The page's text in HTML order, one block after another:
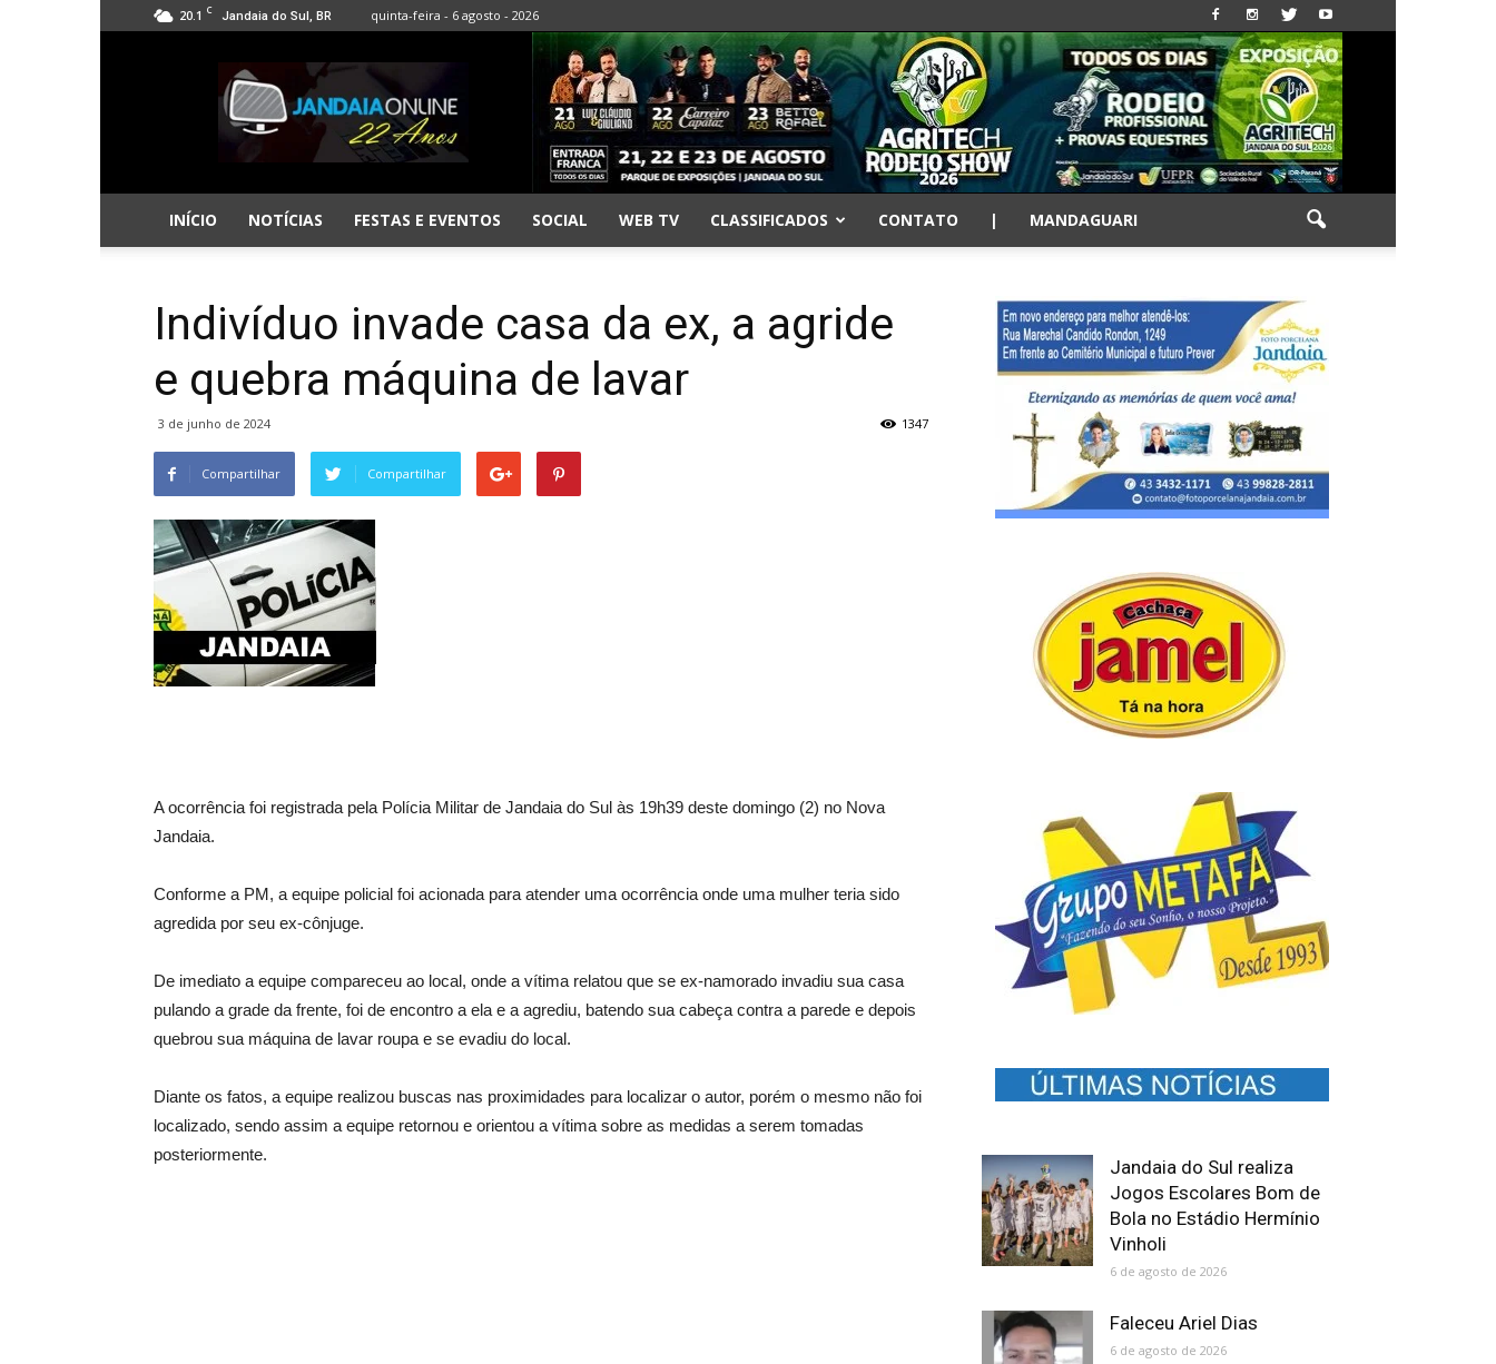
20.1 C Jandaia do Sul, BR quinta-feira - 6 agosto - 2026
Jandaia
Online
INÍCIO NOTÍCIAS FESTAS E EVENTOS SOCIAL WEB TV CLASSIFICADOS CONTATO | MANDAGUARI
Indivíduo invade casa da ex, a agride
e quebra máquina de lavar
3 de junho de 2024 1347
Compartilhar Compartilhar
A ocorrência foi registrada pela Polícia Militar de Jandaia do Sul às 19h39 deste domingo (2) no Nova
Jandaia.
Conforme a PM, a equipe policial foi acionada para atender uma ocorrência onde uma mulher teria sido
agredida por seu ex-cônjuge.
De imediato a equipe compareceu ao local, onde a vítima relatou que se ex-namorado invadiu sua casa
pulando a grade da frente, foi de encontro a ela e a agrediu, batendo sua cabeça contra a parede e depois
quebrou sua máquina de lavar roupa e se evadiu do local.
Diante os fatos, a equipe realizou buscas nas proximidades para localizar o autor, porém o mesmo não foi
localizado, sendo assim a equipe retornou e orientou a vítima sobre as medidas a serem tomadas
posteriormente.
Jandaia do Sul realiza
Jogos Escolares Bom de
Bola no Estádio Hermínio
Vinholi
6 de agosto de 2026
Faleceu Ariel Dias
6 de agosto de 2026